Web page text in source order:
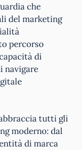
che
del marketing
percorso
di
navigare
tutti gli
moderno: dal
di marca